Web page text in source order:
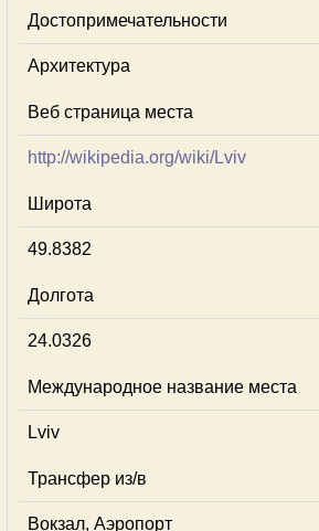
Достопримечательности
Архитектура
Веб страница места
http://wikipedia.org/wiki/Lviv
Широта
49.8382
Долгота
24.0326
Международное название места
Lviv
Трансфер из/в
Вокзал, Аэропорт